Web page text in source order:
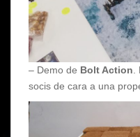
– Demo de Bolt Action
socis de cara a una